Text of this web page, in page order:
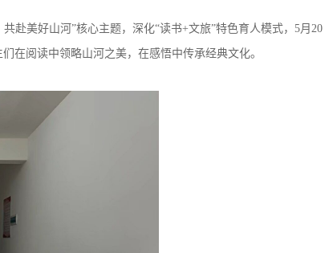
赴美好山河”核心主题，深化“读书+文旅”特色育人模式，5月20
在阅读中领略山河之美，在感悟中传承经典文化。